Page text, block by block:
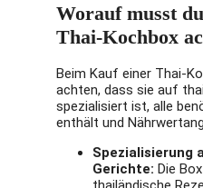
Worauf musst
Thai-Kochbox
Beim Kauf einer Thai-
achten, dass sie auf
spezialisiert ist, alle
enthält und
Spezialisierung
Gerichte: Die